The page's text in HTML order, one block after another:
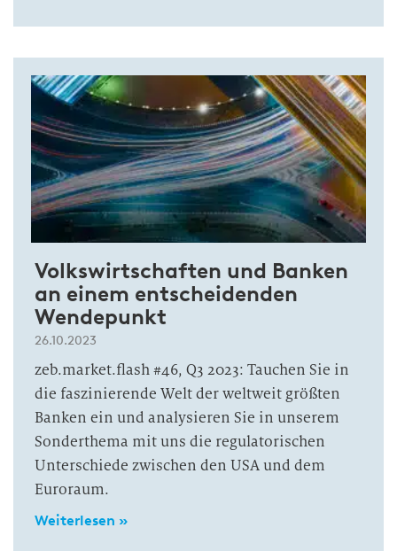
Volkswirtschaften und Banken
an einem entscheidenden
Wendepunkt
26.10.2023
zeb.market.flash #46, Q3 2023: Tauchen Sie in
die faszinierende Welt der weltweit größten
Banken ein und analysieren Sie in unserem
Sonderthema mit uns die regulatorischen
Unterschiede zwischen den USA und dem
Euroraum.
Weiterlesen »